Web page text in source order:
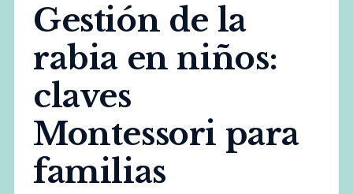
Gestión de la
rabia en niños:
claves
Montessori para
familias